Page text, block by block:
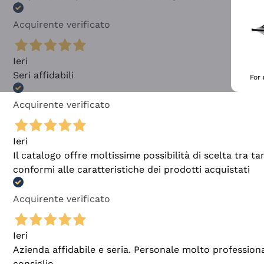
Acquirente verificato
Ieri
Seri affidabili
Acquirente verificato
Ieri
Il catalogo offre moltissime possibilità di scelta tra
conformi alle caratteristiche dei prodotti acquistati
Acquirente verificato
Ieri
Azienda affidabile e seria. Personale molto
For